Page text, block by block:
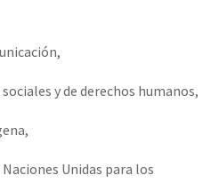
y de derechos humanos,
Unidas para los